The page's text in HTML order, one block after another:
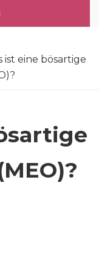
ist eine bösartige